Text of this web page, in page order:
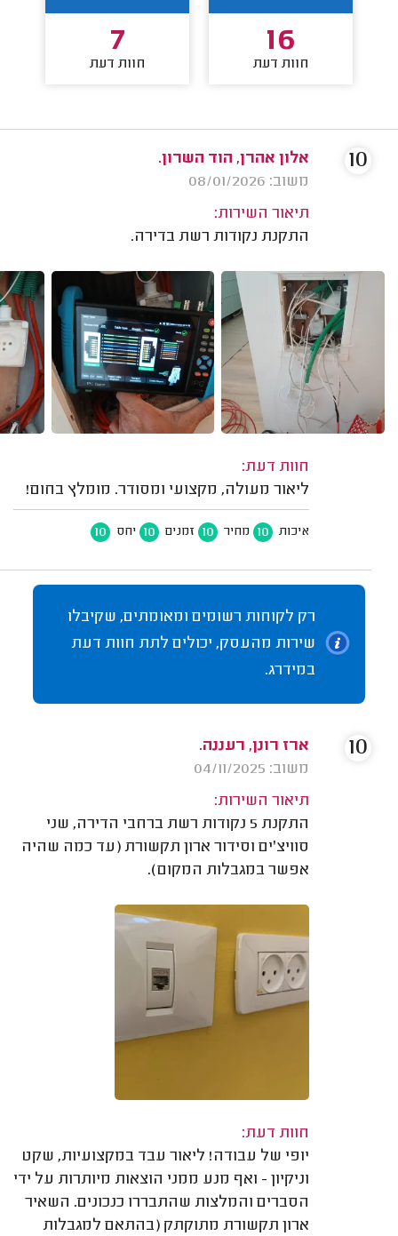
16
חוות דעת
7
חוות דעת
אלון אהרן, הוד השרון.
משוב: 08/01/2026
תיאור השירות:
התקנת נקודות רשת בדירה.
חוות דעת:
ליאור מעולה, מקצועי ומסודר. מומלץ בחום!
איכות 10 מחיר 10 זמנים 10 יחס 10
10
רק לקוחות רשומים ומאומתים, שקיבלו
שירות מהעסק, יכולים לתת חוות דעת
במידרג.
ארז רונן, רעננה.
משוב: 04/11/2025
תיאור השירות:
התקנת 5 נקודות רשת ברחבי הדירה, שני
סוויצ'ים וסידור ארון תקשורת (עד כמה שהיה
אפשר במגבלות המקום).
חוות דעת:
יופי של עבודה! ליאור עבד במקצועיות, שקט
וניקיון - ואף מנע ממני הוצאות מיותרות על ידי
הסברים והמלצות שהתבררו כנכונים. השאיר
ארון תקשורת מתוקתק (בהתאם למגבלות
10